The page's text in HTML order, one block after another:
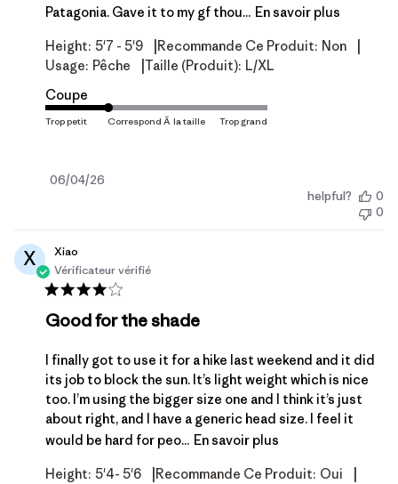
Patagonia. Gave it to my gf thou... En savoir plus
Height: 5'7 - 5'9 Recommande Ce Produit: Non
Usage: Pêche Taille (produit): L/XL
Coupe
Date
06/04/26
helpful?
0
0
X
Xiao
Vérificateur vérifié
Good for the shade
I finally got to use it for a hike last weekend and it did
its job to block the sun. It’s light weight which is nice
too. I’m using the bigger size one and I think it’s just
about right, and I have a generic head size. I feel it
would be hard for peo... En savoir plus
Height: 5'4- 5'6 Recommande Ce Produit: Oui